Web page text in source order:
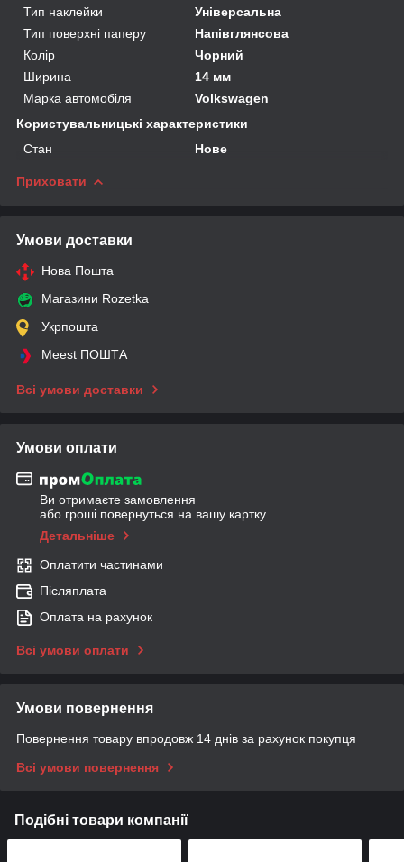
Тип наклейки
Універсальна
Тип поверхні паперу
Напівглянсова
Колір
Чорний
Ширина
14 мм
Марка автомобіля
Volkswagen
Користувальницькі характеристики
Стан
Нове
Приховати
Умови доставки
Нова Пошта
Магазини Rozetka
Укрпошта
Meest ПОШТА
Всі умови доставки
Умови оплати
Ви отримаєте замовлення
або гроші повернуться на вашу картку
Детальніше
Оплатити частинами
Післяплата
Оплата на рахунок
Всі умови оплати
Умови повернення
Повернення товару впродовж 14 днів за рахунок покупця
Всі умови повернення
Подібні товари компанії